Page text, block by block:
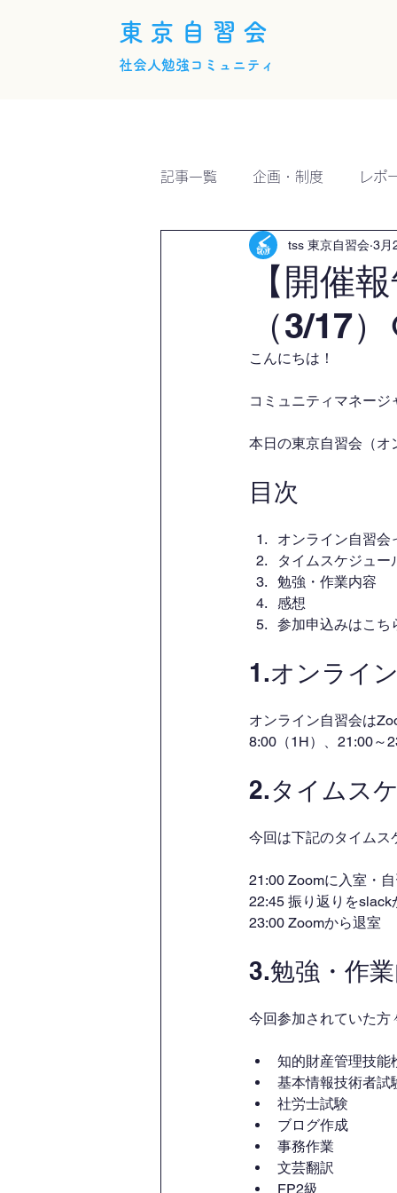
東京自習会
社会人勉強コミュニティ
記事一覧 企画・制度 レポ
【開催
（3/17
tss 東京自習会 3月
こんにちは！
コミュニティマネー
本日の東京自習会（オ
目次
オンライン自習会
タイムスケジュー
勉強・作業内容
感想
参加申込みはこち
1.オンライ
オンライン自習会は
8:00（1H）、21:00～
2.タイムス
今回は下記のタイムス
21:00 Zoomに入室・
22:45 振り返りを
23:00 Zoomから退室
3.勉強・作
今回参加されていた方
知的財産管理技能
基本情報技術者試
社労士試験
ブログ作成
事務作業
文芸翻訳
FP2級